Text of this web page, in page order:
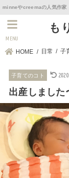
minneやcreemaの人気作家
も
MENU
HOME 日常 子
子育てのコト
出産しました